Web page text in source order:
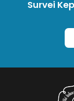
Survei